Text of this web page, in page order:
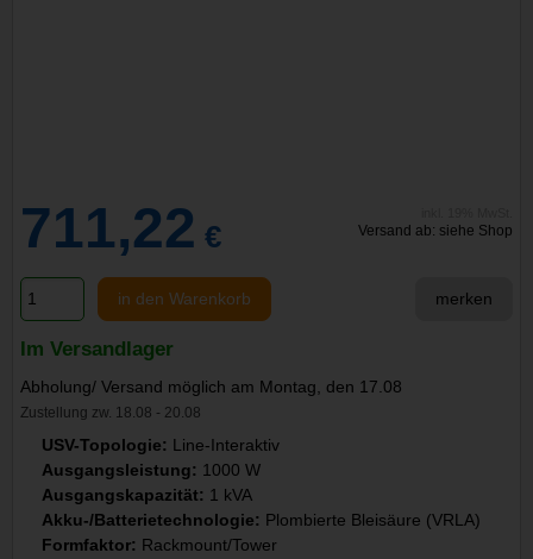
711,22 € Versand ab: siehe Shop
in den Warenkorb merken
Im Versandlager
Abholung/ Versand möglich am Montag, den 17.08
Zustellung zw. 18.08 - 20.08
USV-Topologie: Line-Interaktiv
Ausgangsleistung: 1000 W
Ausgangskapazität: 1 kVA
Akku-/Batterietechnologie: Plombierte Bleisäure (VRLA)
Formfaktor: Rackmount/Tower